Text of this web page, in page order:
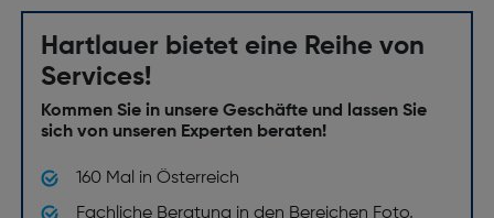
Top WLAN-Standard: Wi-Fi 7 (802.11be)
Bluetooth: Ja
5G: Ja
Speichermedium
Hartlauer bietet eine Reihe von
Services!
Kommen Sie in unsere Geschäfte und lassen Sie
sich von unseren Experten beraten!
160 Mal in Österreich
Fachliche Beratung in den Bereichen Foto,